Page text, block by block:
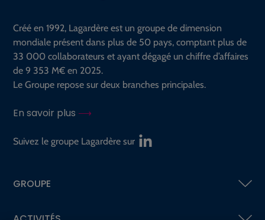
Créé en 1992, Lagardère est un groupe de dimension
mondiale présent dans plus de 50 pays, comptant plus de
33 000 collaborateurs et ayant dégagé un chiffre d’affaires
de 9 353 M€ en 2025.
Le Groupe repose sur deux branches principales.
En savoir plus
Suivez le groupe Lagardère sur
GROUPE